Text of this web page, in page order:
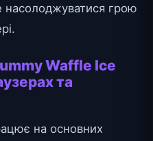
грою
Waffle Ice
та
на основних